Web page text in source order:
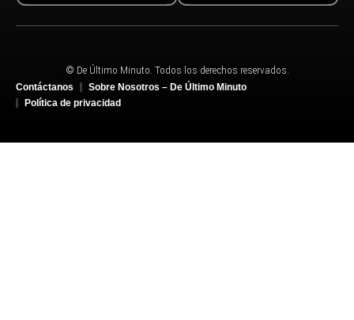
© De Último Minuto. Todos los derechos reservados.
Contáctanos
Sobre Nosotros – De Último Minuto
Política de privacidad